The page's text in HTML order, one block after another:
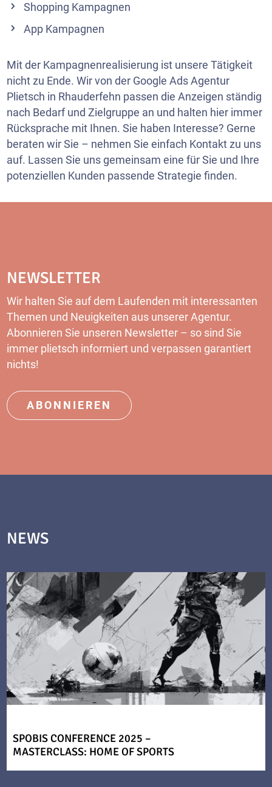
Shopping Kampagnen
App Kampagnen
Mit der Kampagnenrealisierung ist unsere Tätigkeit
nicht zu Ende. Wir von der Google Ads Agentur
Plietsch in Rhauderfehn passen die Anzeigen ständig
nach Bedarf und Zielgruppe an und halten hier immer
Rücksprache mit Ihnen. Sie haben Interesse? Gerne
beraten wir Sie – nehmen Sie einfach Kontakt zu uns
auf. Lassen Sie uns gemeinsam eine für Sie und Ihre
potenziellen Kunden passende Strategie finden.
NEWSLETTER
Wir halten Sie auf dem Laufenden mit interessanten
Themen und Neuigkeiten aus unserer Agentur.
Abonnieren Sie unseren Newsletter – so sind Sie
immer plietsch informiert und verpassen garantiert
nichts!
ABONNIEREN
NEWS
SPOBIS CONFERENCE 2025 –
MASTERCLASS: HOME OF SPORTS